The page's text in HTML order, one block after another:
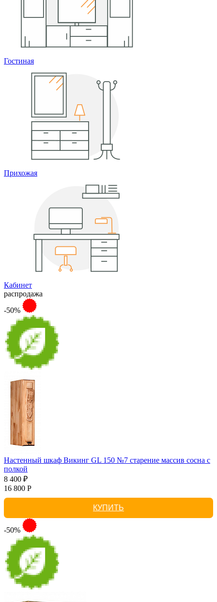
Гостиная
Прихожая
Кабинет
распродажа
-50%
Настенный шкаф Викинг GL 150 №7 старение массив сосна с
полкой
8 400 ₽
16 800 Р
КУПИТЬ
-50%